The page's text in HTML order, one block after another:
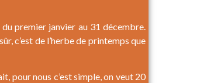
du premier janvier au 31 décembre.
c’est de l’herbe de printemps que
pour nous c’est simple, on veut 20